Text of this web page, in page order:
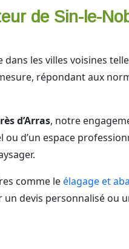
de Sin-le-
les villes voisines
répondant aux
d’Arras, notre
d’un espace
comme leélagage et
un devis personnalisé ou